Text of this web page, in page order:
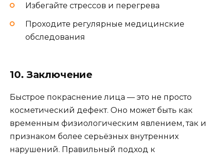
Избегайте стрессов и перегрева
Проходите регулярные медицинские
обследования
10. Заключение
Быстрое покраснение лица — это не просто
косметический дефект. Оно может быть как
временным физиологическим явлением, так и
признаком более серьёзных внутренних
нарушений. Правильный подход к